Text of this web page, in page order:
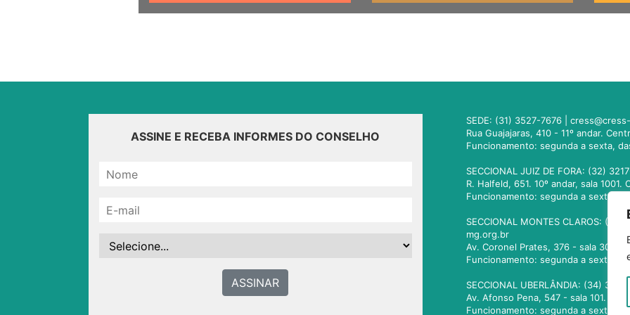
ASSINE E RECEBA INFORMES DO CONSELHO
ASSINAR
SEDE: (31) 3527-7676 |
Rua Guajajaras, 410 - 11º andar.
Funcionamento: segunda a sexta,
SECCIONAL JUIZ DE FORA: (32)
R. Halfeld, 651. 10º andar, sala
Funcionamento: segunda a sexta,
SECCIONAL MONTES CLAROS:
mg.org.br
Av. Coronel Prates, 376 - sala 301.
Funcionamento: segunda a sexta,
SECCIONAL UBERLÂNDIA: (34)
Av. Afonso Pena, 547 - sala 101.
Funcionamento: segunda a sexta,